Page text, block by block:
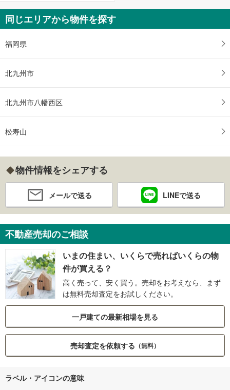
同じエリアから物件を探す
福岡県
北九州市
北九州市八幡西区
松寿山
物件情報をシェアする
メールで送る LINEで送る
不動産売却のご相談
いまの住まい、いくらで売ればいくらの物
件が買える？
高く売って、安く買う。売却をお考えなら、まず
は無料売却査定をお試しください。
一戸建ての最新相場を見る
売却査定を依頼する （無料）
ラベル・アイコンの意味